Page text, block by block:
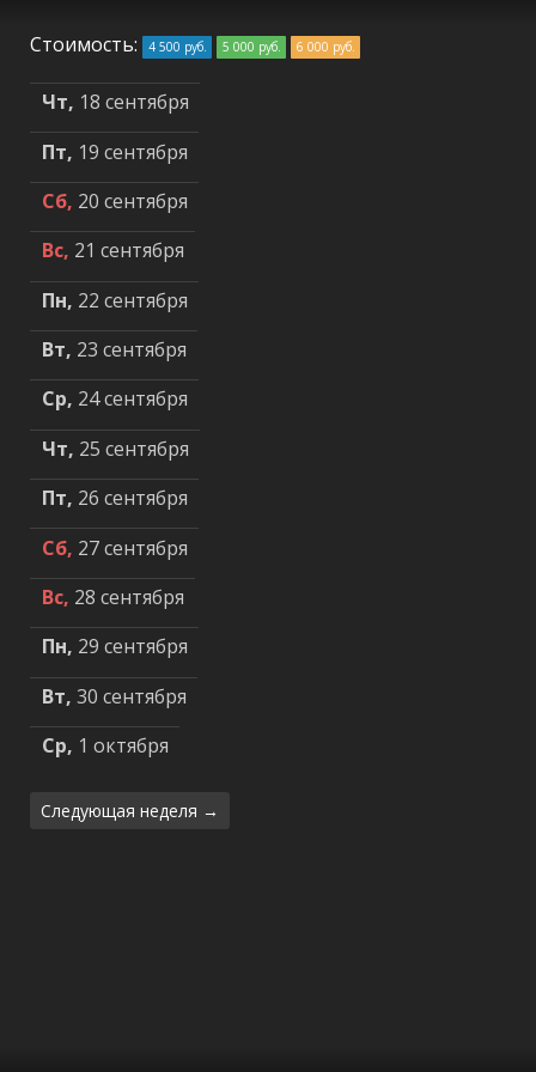
Стоимость: 4 500 руб. 5 000 руб. 6 000 руб.
Чт, 18 сентября
Пт, 19 сентября
Сб, 20 сентября
Вс, 21 сентября
Пн, 22 сентября
Вт, 23 сентября
Ср, 24 сентября
Чт, 25 сентября
Пт, 26 сентября
Сб, 27 сентября
Вс, 28 сентября
Пн, 29 сентября
Вт, 30 сентября
Ср, 1 октября
Следующая неделя →